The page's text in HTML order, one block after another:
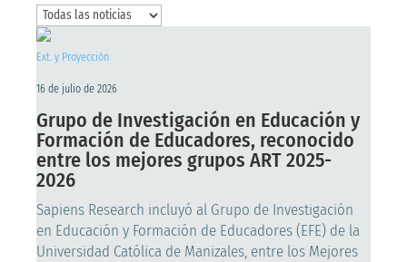
Ext. y Proyección
16 de julio de 2026
Grupo de Investigación en Educación y
Formación de Educadores, reconocido
entre los mejores grupos ART 2025-
2026
Sapiens Research incluyó al Grupo de Investigación
en Educación y Formación de Educadores (EFE) de la
Universidad Católica de Manizales, entre los Mejores